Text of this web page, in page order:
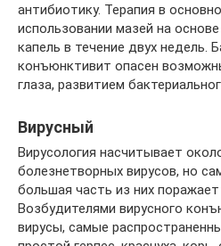
антибиотику. Терапия в
использовании мазей на
капель в течение двух недель.
конъюнктивит опасен
глаза, развитием
Вирусный
Вирусология насчитывает
болезнетворных вирусов, но
большая часть из них
Возбудителями вирусного
вирусы, самые